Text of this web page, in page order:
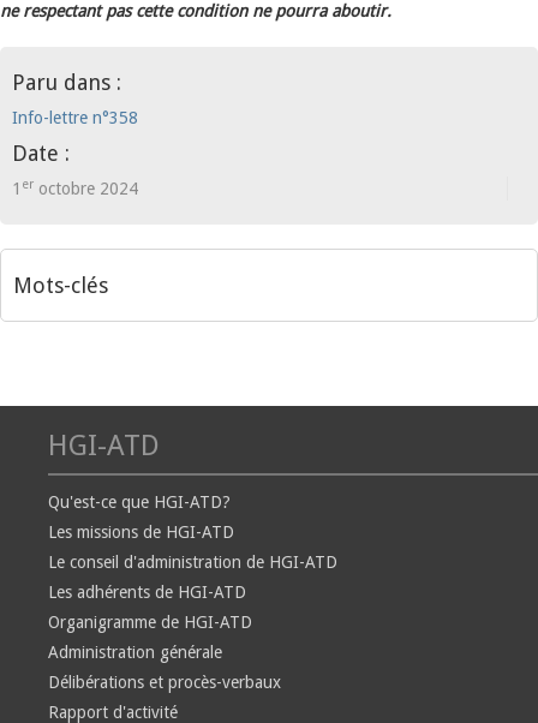
ne respectant pas cette condition ne pourra aboutir.
Paru dans :
Info-lettre n°358
Date :
1 er octobre 2024
Mots-clés
HGI-ATD
Qu'est-ce que HGI-ATD?
Les missions de HGI-ATD
Le conseil d'administration de HGI-ATD
Les adhérents de HGI-ATD
Organigramme de HGI-ATD
Administration générale
Délibérations et procès-verbaux
Rapport d'activité